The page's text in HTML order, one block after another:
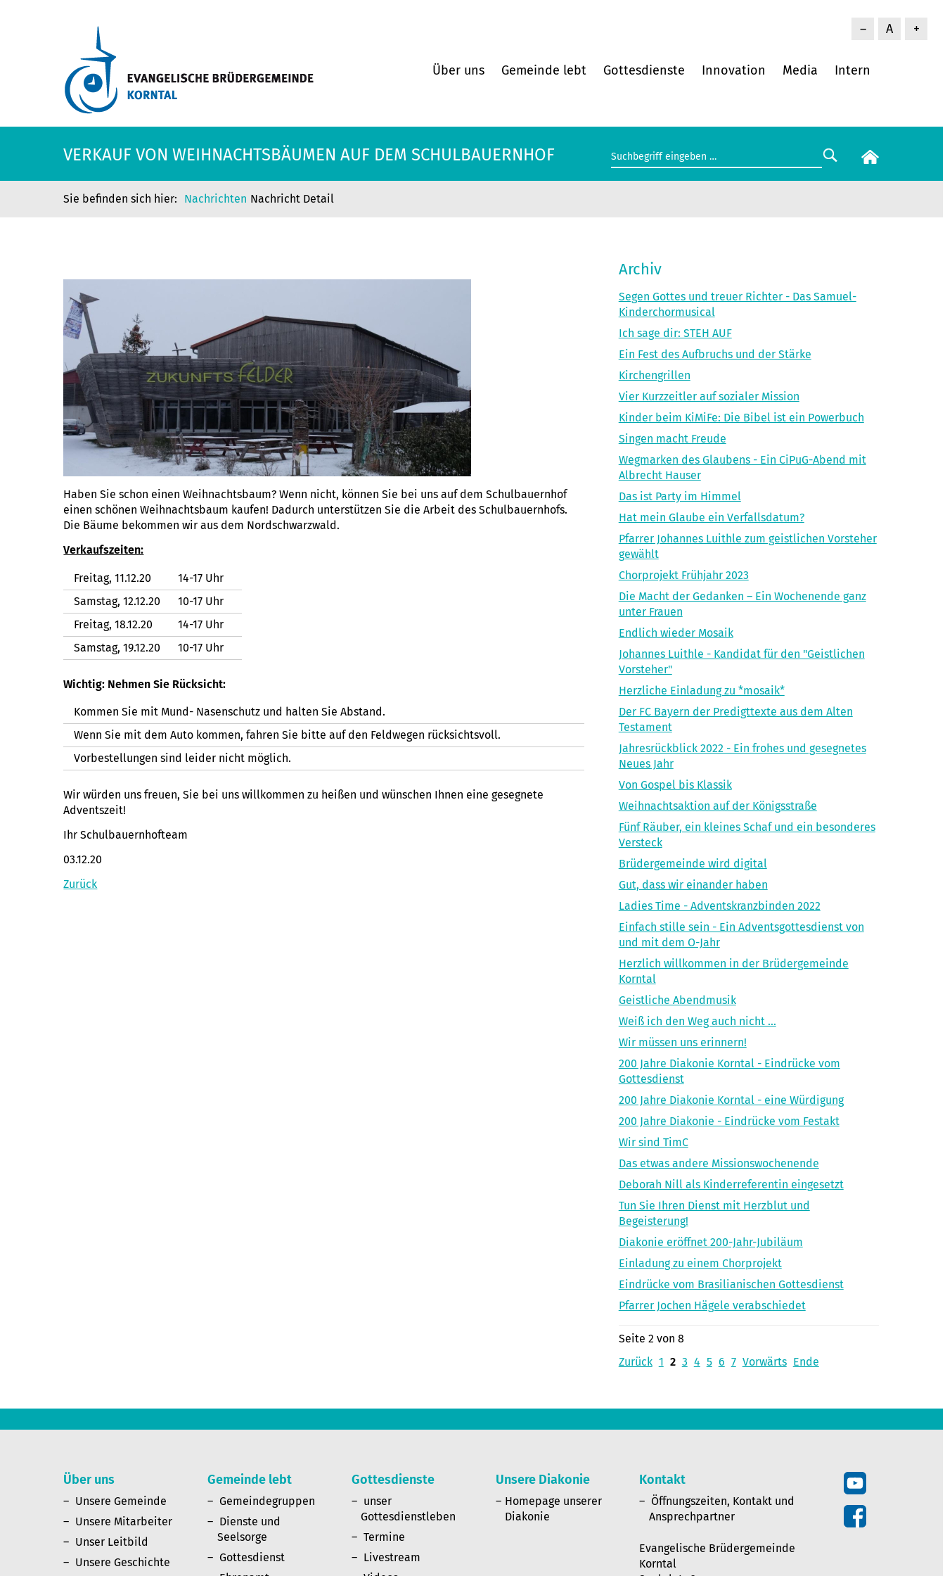
– A +
Über uns Gemeinde lebt Gottesdienste Innovation Media Intern
VERKAUF VON WEIHNACHTSBÄUMEN AUF DEM SCHULBAUERNHOF
Nachrichten Nachricht Detail
Haben Sie schon einen Weihnachtsbaum? Wenn nicht, können Sie bei uns auf dem Schulbauernhof
einen schönen Weihnachtsbaum kaufen! Dadurch unterstützen Sie die Arbeit des Schulbauernhofs.
Die Bäume bekommen wir aus dem Nordschwarzwald.
Verkaufszeiten:
Freitag, 11.12.20
14-17 Uhr
Samstag, 12.12.20
10-17 Uhr
Freitag, 18.12.20
14-17 Uhr
Samstag, 19.12.20
10-17 Uhr
Wichtig: Nehmen Sie Rücksicht:
Kommen Sie mit Mund- Nasenschutz und halten Sie Abstand.
Wenn Sie mit dem Auto kommen, fahren Sie bitte auf den Feldwegen rücksichtsvoll.
Vorbestellungen sind leider nicht möglich.
Wir würden uns freuen, Sie bei uns willkommen zu heißen und wünschen Ihnen eine gesegnete
Adventszeit!
Ihr Schulbauernhofteam
03.12.20
Zurück
Archiv
Segen Gottes und treuer Richter - Das Samuel-
Kinderchormusical
Ich sage dir: STEH AUF
Ein Fest des Aufbruchs und der Stärke
Kirchengrillen
Vier Kurzzeitler auf sozialer Mission
Kinder beim KiMiFe: Die Bibel ist ein Powerbuch
Singen macht Freude
Wegmarken des Glaubens - Ein CiPuG-Abend mit
Albrecht Hauser
Das ist Party im Himmel
Hat mein Glaube ein Verfallsdatum?
Pfarrer Johannes Luithle zum geistlichen Vorsteher
gewählt
Chorprojekt Frühjahr 2023
Die Macht der Gedanken – Ein Wochenende ganz
unter Frauen
Endlich wieder Mosaik
Johannes Luithle - Kandidat für den "Geistlichen
Vorsteher"
Herzliche Einladung zu *mosaik*
Der FC Bayern der Predigttexte aus dem Alten
Testament
Jahresrückblick 2022 - Ein frohes und gesegnetes
Neues Jahr
Von Gospel bis Klassik
Weihnachtsaktion auf der Königsstraße
Fünf Räuber, ein kleines Schaf und ein besonderes
Versteck
Brüdergemeinde wird digital
Gut, dass wir einander haben
Ladies Time - Adventskranzbinden 2022
Einfach stille sein - Ein Adventsgottesdienst von
und mit dem O-Jahr
Herzlich willkommen in der Brüdergemeinde
Korntal
Geistliche Abendmusik
Weiß ich den Weg auch nicht ...
Wir müssen uns erinnern!
200 Jahre Diakonie Korntal - Eindrücke vom
Gottesdienst
200 Jahre Diakonie Korntal - eine Würdigung
200 Jahre Diakonie - Eindrücke vom Festakt
Wir sind TimC
Das etwas andere Missionswochenende
Deborah Nill als Kinderreferentin eingesetzt
Tun Sie Ihren Dienst mit Herzblut und
Begeisterung!
Diakonie eröffnet 200-Jahr-Jubiläum
Einladung zu einem Chorprojekt
Eindrücke vom Brasilianischen Gottesdienst
Pfarrer Jochen Hägele verabschiedet
Seite 2 von 8
Zurück 1 2 3 4 5 6 7 Vorwärts Ende
Über uns
Unsere Gemeinde
Unsere Mitarbeiter
Unser Leitbild
Unsere Geschichte
Gemeinde lebt
Gemeindegruppen
Dienste und
Seelsorge
Gottesdienst
Gottesdienste
unser
Gottesdienstleben
Termine
Livestream
Unsere Diakonie
Homepage unserer
Diakonie
Kontakt
Öffnungszeiten, Kontakt und
Ansprechpartner
Evangelische Brüdergemeinde
Korntal